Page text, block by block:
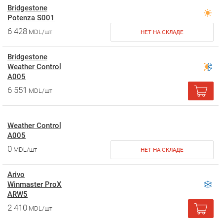
Bridgestone
Potenza S001
6 428 MDL/шт НЕТ НА СКЛАДЕ
Bridgestone
Weather Control
A005
6 551 MDL/шт
Weather Control
A005
0 MDL/шт НЕТ НА СКЛАДЕ
Arivo
Winmaster ProX
ARW5
2 410 MDL/шт